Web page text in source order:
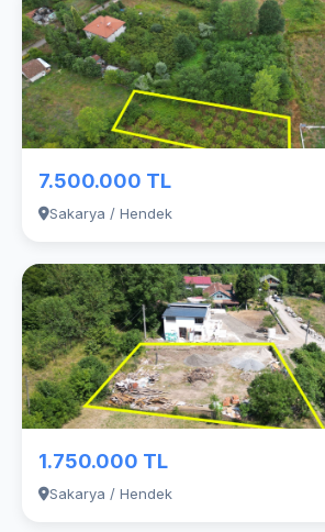
7.500.000 TL
Sakarya / Hendek
1.750.000 TL
Sakarya / Hendek